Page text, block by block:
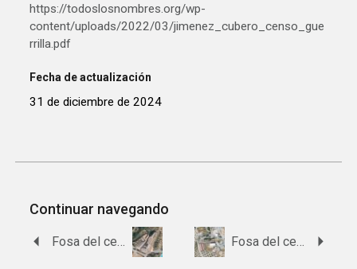
https://todoslosnombres.org/wp-
content/uploads/2022/03/jimenez_cubero_censo_gue
rrilla.pdf
Fecha de actualización
31 de diciembre de 2024
Continuar navegando